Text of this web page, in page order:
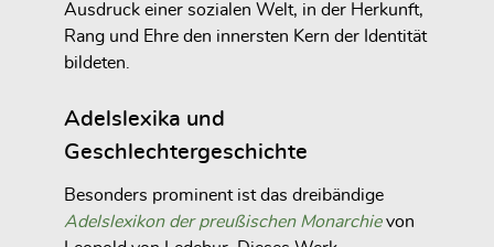
Ausdruck einer sozialen Welt, in der Herkunft,
Rang und Ehre den innersten Kern der Identität
bildeten.
Adelslexika und
Geschlechtergeschichte
Besonders prominent ist das dreibändige
Adelslexikon der preußischen Monarchievon